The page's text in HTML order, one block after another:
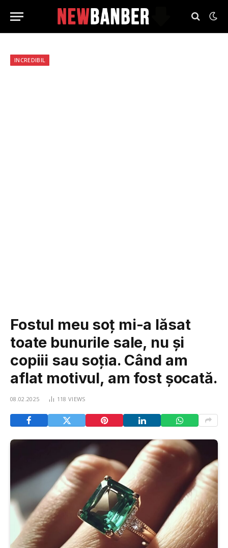
INCREDIBIL
Fostul meu soț mi-a lăsat
toate bunurile sale, nu și
copiii sau soția. Când am
aflat motivul, am fost șocată.
08.02.2025 118 VIEWS